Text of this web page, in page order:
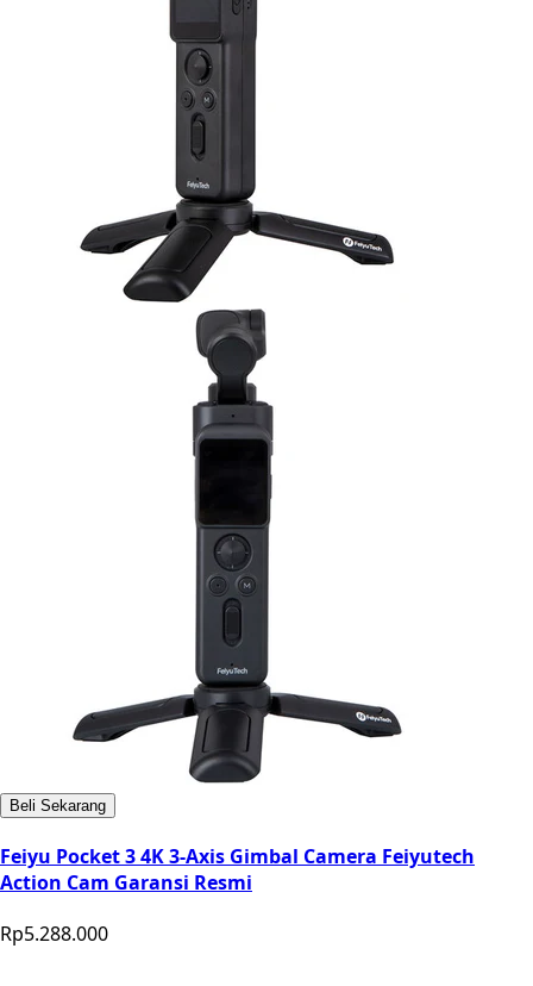
Beli Sekarang
Feiyu Pocket 3 4K 3-Axis Gimbal Camera Feiyutech
Action Cam Garansi Resmi
Rp5.288.000